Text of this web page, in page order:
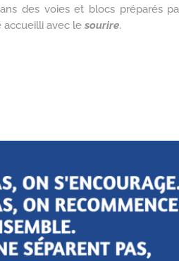
des voies et blocs préparés
accueilli avec le sourire.